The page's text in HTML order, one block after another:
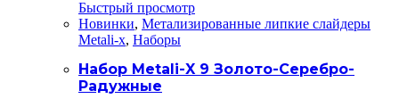
Быстрый просмотр
Новинки, Метализированные липкие слайдеры
Metali-x, Наборы
Набор Metali-X 9 Золото-Серебро-
Радужные